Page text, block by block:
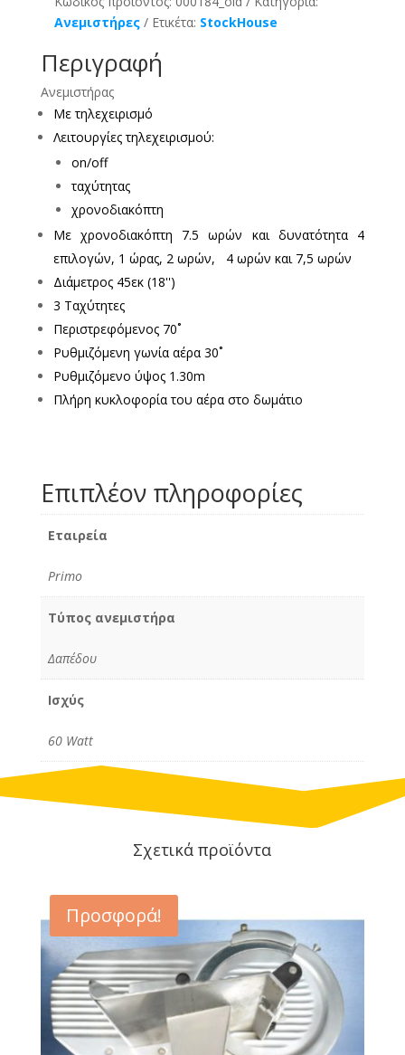
Ανεμιστήρες
Ετικέτα: StockHouse
Περιγραφή
Ανεμιστήρας
Με τηλεχειρισμό
Λειτουργίες τηλεχειρισμού:
on/off
ταχύτητας
χρονοδιακόπτη
Με χρονοδιακόπτη 7.5 ωρών και δυνατότητα 4
επιλογών, 1 ώρας, 2 ωρών, 4 ωρών και 7,5 ωρών
Διάμετρος 45εκ (18'')
3 Ταχύτητες
Περιστρεφόμενος 70˚
Ρυθμιζόμενη γωνία αέρα 30˚
Ρυθμιζόμενο ύψος 1.30m
Πλήρη κυκλοφορία του αέρα στο δωμάτιο
Επιπλέον πληροφορίες
Εταιρεία
Primo
Τύπος ανεμιστήρα
Δαπέδου
Ισχύς
60 Watt
Σχετικά προϊόντα
Προσφορά!